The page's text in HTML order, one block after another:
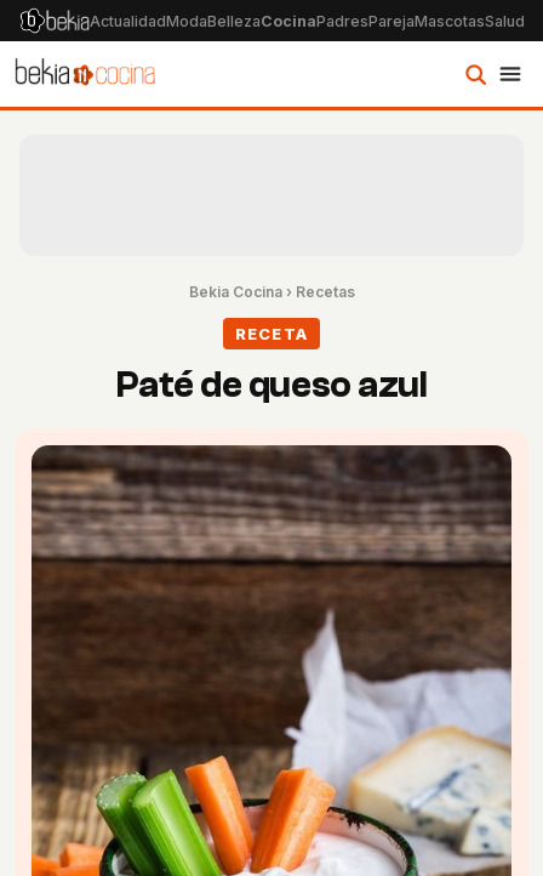
ActualidadModaBellezaCocinaPadresParejaMascotasSalud
Bekia Cocina› Recetas
RECETA
Paté de queso azul